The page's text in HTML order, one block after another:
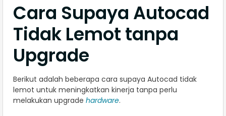
Cara Supaya Autocad
Tidak Lemot tanpa
Upgrade
Berikut adalah beberapa cara supaya Autocad tidak
lemot untuk meningkatkan kinerja tanpa perlu
melakukan upgrade hardware.